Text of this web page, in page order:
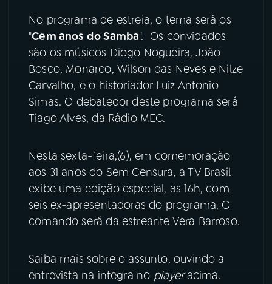
07 ÚLTIMAS
08FESTIVAL DE MÚSICA
ACOMPANHE A RÁDIO NACIONAL
Instagram X
TikTok
No programa de estreia, o tema será os
"Cem anos do Samba". Os convidados
são os músicos Diogo Nogueira, João
Bosco, Monarco, Wilson das Neves e Nilze
Carvalho, e o historiador Luiz Antonio
Simas. O debatedor deste programa será
Tiago Alves, da Rádio MEC.
Nesta sexta-feira,(6), em comemoração
aos 31 anos do Sem Censura, a TV Brasil
exibe uma edição especial, as 16h, com
seis ex-apresentadoras do programa. O
comando será da estreante Vera Barroso.
Saiba mais sobre o assunto, ouvindo a
entrevista na íntegra no playeracima.